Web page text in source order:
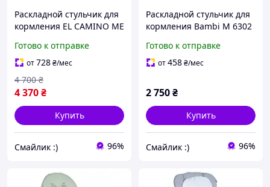
Раскладной стульчик для
кормления EL CAMINO ME
мятный
Готово к отправке
от728₴/мес
4 370₴
4 700 ₴
Купить
Смайлик :) 96%
Раскладной стульчик для
кормления Bambi M 6302
игрушек, на колесиках,
серый
Готово к отправке
от458₴/мес
2 750₴
Купить
Смайлик :) 96%